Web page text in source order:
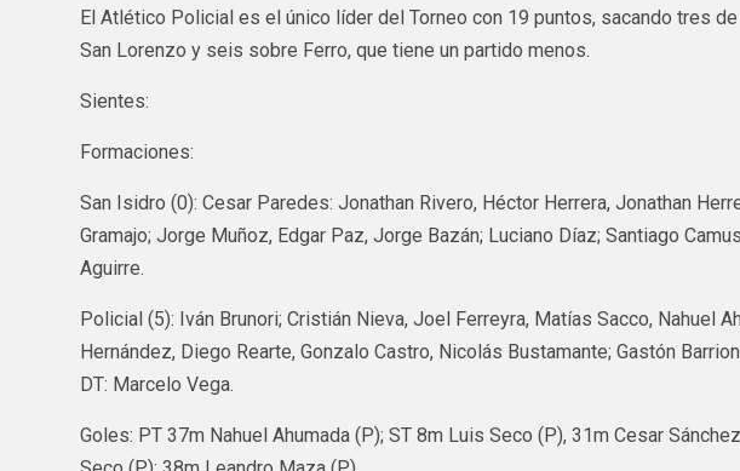
El Atlético Policial es el único líder del Torneo con 19 puntos, sacando tres
San Lorenzo y seis sobre Ferro, que tiene un partido menos.
Sientes:
Formaciones:
San Isidro (0): Cesar Paredes: Jonathan Rivero, Héctor Herrera, Jonathan
Gramajo; Jorge Muñoz, Edgar Paz, Jorge Bazán; Luciano Díaz; Santiago
Aguirre.
Policial (5): Iván Brunori; Cristián Nieva, Joel Ferreyra, Matías Sacco, Nahuel
Hernández, Diego Rearte, Gonzalo Castro, Nicolás Bustamante; Gastón
DT: Marcelo Vega.
Goles: PT 37m Nahuel Ahumada (P); ST 8m Luis Seco (P), 31m Cesar